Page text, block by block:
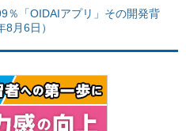
％「OIDAIアプリ」その開発背
月6日）